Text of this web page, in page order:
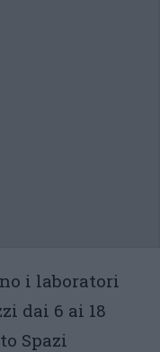
i laboratori
dai 6 ai 18
Spazi